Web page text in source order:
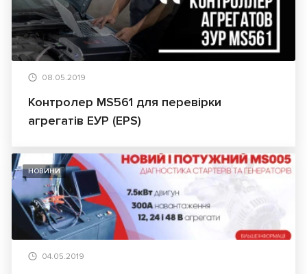
08.05.2019
Контролер MS561 для перевірки
агрегатів ЕУР (EPS)
НОВИНИ
04.05.2019